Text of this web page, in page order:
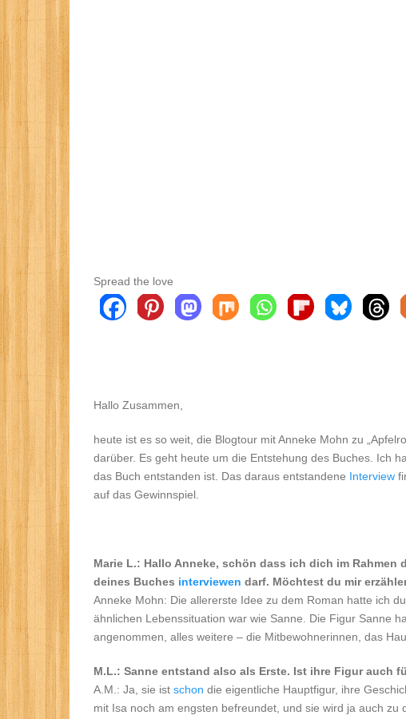
Spread the love
Hallo Zusammen,
heute ist es so weit, die Blogtour mit Anneke Mohn zu
darüber. Es geht heute um die Entstehung des Buches. Ich
das Buch entstanden ist. Das daraus entstandene Interview
auf das Gewinnspiel.
Marie L.: Hallo Anneke, schön dass ich dich im Rahmen
deines Buches interviewen darf. Möchtest du mir
Anneke Mohn: Die allererste Idee zu dem Roman hatte ich
ähnlichen Lebenssituation war wie Sanne. Die Figur Sanne
angenommen, alles weitere – die Mitbewohnerinnen, das
M.L.: Sanne entstand also als Erste. Ist ihre Figur auch
A.M.: Ja, sie ist schon die eigentliche Hauptfigur, ihre
mit Isa noch am engsten befreundet, und sie wird ja auch